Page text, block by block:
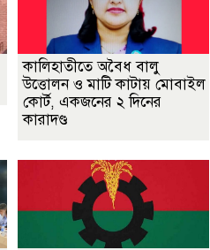
কালিহাতীতে অবৈধ বালু
উত্তোলন ও মাটি কাটায় মোবাইল
কোর্ট, একজনের ২ দিনের
কারাদণ্ড